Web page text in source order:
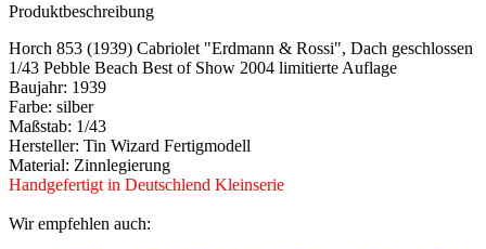
Produktbeschreibung
Horch 853 (1939) Cabriolet "Erdmann & Rossi", Dach geschlossen
1/43 Pebble Beach Best of Show 2004 limitierte Auflage
Baujahr: 1939
Farbe: silber
Maßstab: 1/43
Hersteller: Tin Wizard Fertigmodell
Material: Zinnlegierung
Handgefertigt in Deutschlend Kleinserie
Wir empfehlen auch: